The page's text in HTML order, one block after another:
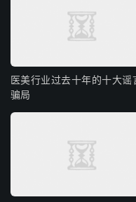
医美行业过去十年的十大谣
骗局